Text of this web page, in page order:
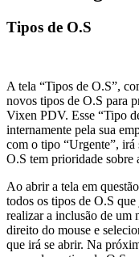
Tipos de O.S
A tela “Tipos de O.S”,
novos tipos de O.S para
Vixen PDV. Esse “Tipo
internamente pela sua
com o tipo “Urgente”,
O.S tem prioridade sobre
Ao abrir a tela em
todos os tipos de O.S que
realizar a inclusão de um
direito do mouse e
que irá se abrir. Na